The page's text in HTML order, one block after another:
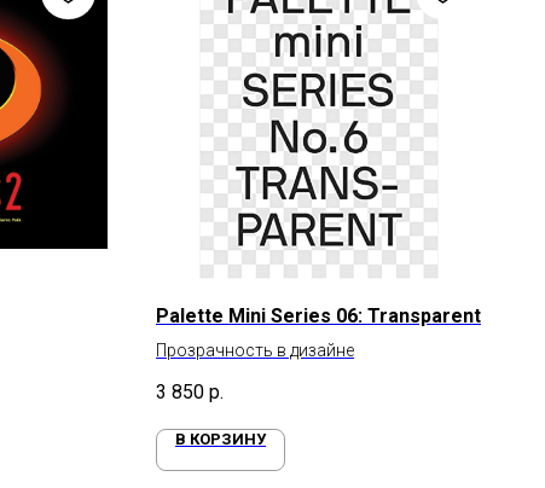
Palette Mini Series 06: Transparent
Прозрачность в дизайне
3 850 р.
В КОРЗИНУ